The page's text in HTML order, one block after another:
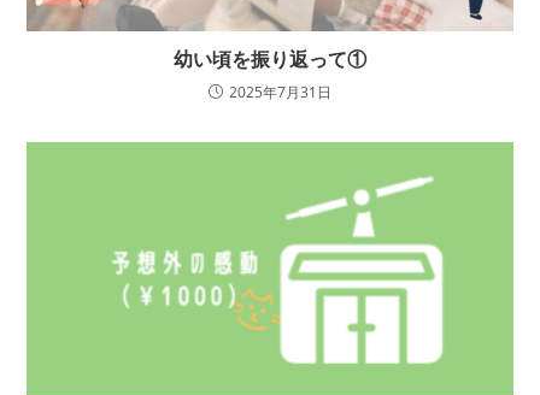
幼い頃を振り返って①
2025年7月31日